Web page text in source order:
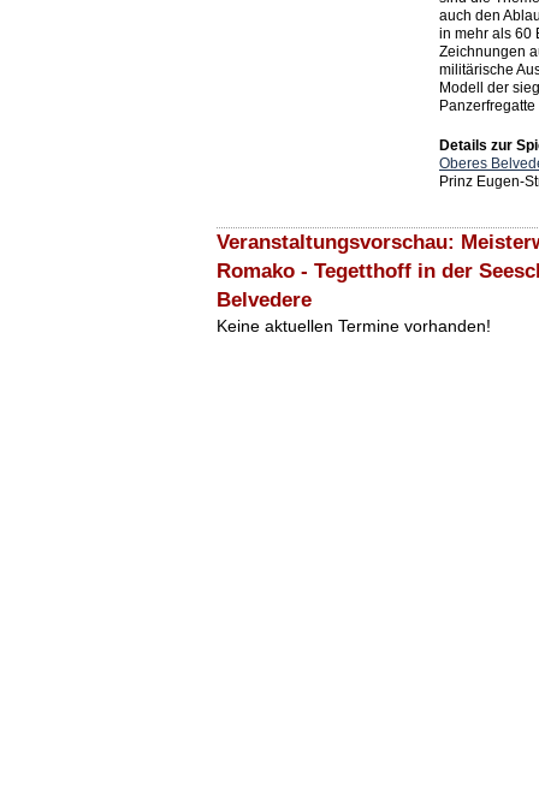
auch den
in mehr als 60
Zeichnungen
militärische
Modell der
Panzerfregatte
Details zur
Oberes
Prinz Eugen-
Veranstaltungsvorschau:
Romako - Tegetthoff in der
Belvedere
Keine aktuellen Termine vorhanden!